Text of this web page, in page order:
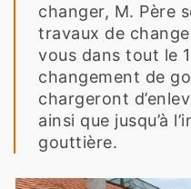
changer, M. Père
travaux de
vous dans tout le
changement de
chargeront
ainsi que jusqu’à
gouttière.